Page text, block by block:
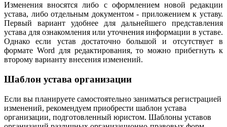
Изменения вносятся либо с оформлением новой редакции
устава, либо отдельным документом - приложением к уставу.
Первый вариант удобнее для дальнейшего представления
устава для ознакомления или уточнения информации в уставе.
Однако если устав достаточно большой и отсутствует в
формате Word для редактирования, то можно прибегнуть к
второму варианту внесения изменений.
Шаблон устава организации
Если вы планируете самостоятельно заниматься регистрацией
изменений, рекомендуем приобрести шаблон устава
организации, подготовленный юристом. Шаблоны уставов